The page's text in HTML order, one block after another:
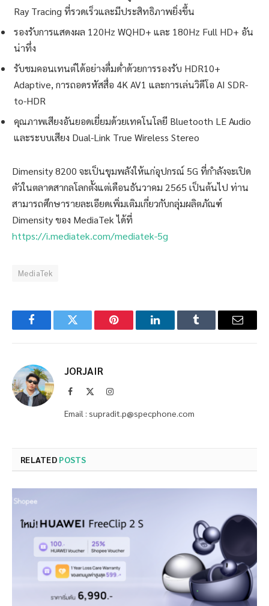
Ray Tracing ที่รวดเร็วและมีประสิทธิภาพยิ่งขึ้น
รองรับการแสดงผล 120Hz WQHD+ และ 180Hz Full HD+ อัน
น่าทึ่ง
รับชมคอนเทนต์ได้อย่างดื่มด่ำด้วยการรองรับ HDR10+
Adaptive, การถอดรหัสสื่อ 4K AV1 และการเล่นวิดีโอ AI SDR-
to-HDR
คุณภาพเสียงอันยอดเยี่ยมด้วยเทคโนโลยี Bluetooth LE Audio
และระบบเสียง Dual-Link True Wireless Stereo
Dimensity 8200 จะเป็นขุมพลังให้แก่อุปกรณ์ 5G ที่กำลังจะเปิด
ตัวในตลาดสากลโลกตั้งแต่เดือนธันวาคม 2565 เป็นต้นไป ท่าน
สามารถศึกษารายละเอียดเพิ่มเติมเกี่ยวกับกลุ่มผลิตภัณฑ์
Dimensity ของ MediaTek ได้ที่
https://i.mediatek.com/mediatek-5g
MediaTek
FacebookTwitter Pinterest LinkedInTumblr Email
JORJAIR
Facebook Instagram
Email : supradit.p@specphone.com
RELATED POSTS